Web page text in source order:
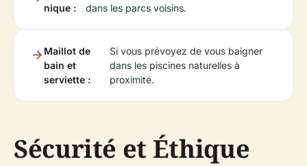
nique :
dans les parcs voisins.
Maillot de
bain et
serviette :
Si vous prévoyez de vous baigner
dans les piscines naturelles à
proximité.
Sécurité et Éthique